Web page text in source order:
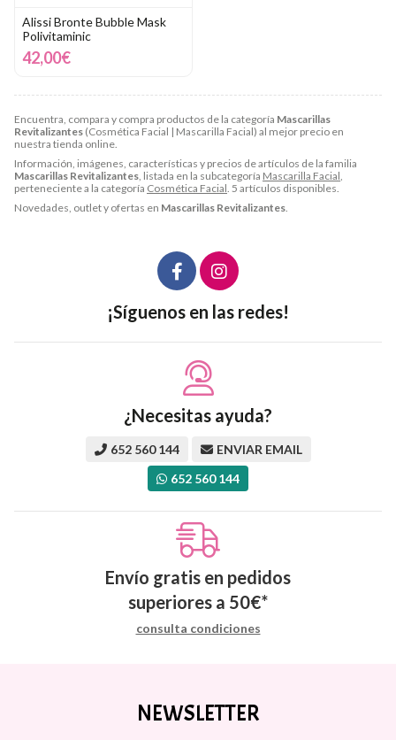
Encuentra, compara y compra productos de la categoría Mascarillas
Revitalizantes (Cosmética Facial | Mascarilla Facial) al mejor precio en
nuestra tienda online.
Información, imágenes, características y precios de artículos de la familia
Mascarillas Revitalizantes , listada en la subcategoría Mascarilla Facial
perteneciente a la categoría Cosmética Facial . 5 artículos disponibles.
Novedades, outlet y ofertas en Mascarillas Revitalizantes
Alissi Bronte Bubble Mask
Polivitaminic
42,00€
¡Síguenos en las redes!
¿Necesitas ayuda?
652 560 144
ENVIAR EMAIL
652 560 144
Envío gratis en pedidos
superiores a 50€*
consulta condiciones
NEWSLETTER